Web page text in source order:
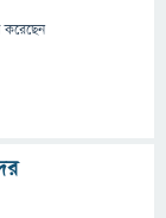
করেছেন